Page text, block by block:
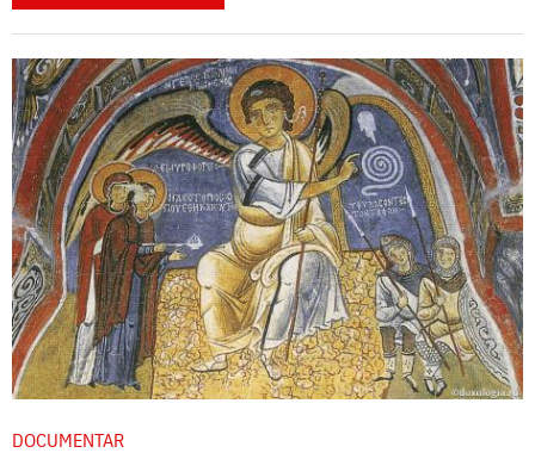
DOCUMENTAR